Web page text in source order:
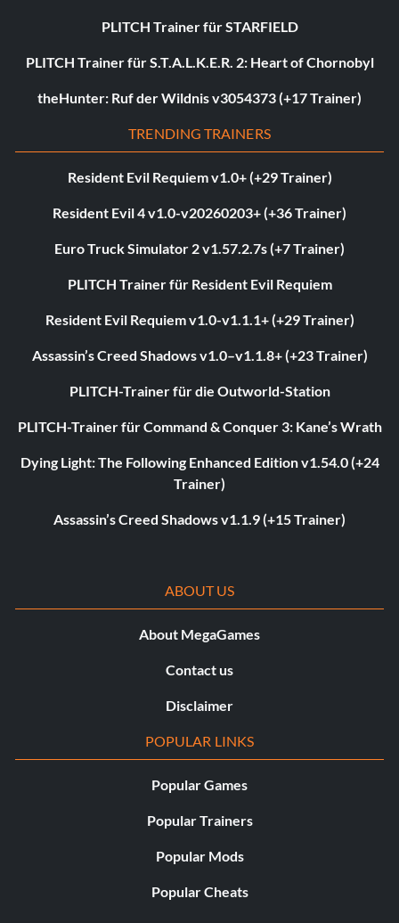
PLITCH Trainer für STARFIELD
PLITCH Trainer für S.T.A.L.K.E.R. 2: Heart of Chornobyl
theHunter: Ruf der Wildnis v3054373 (+17 Trainer)
TRENDING TRAINERS
Resident Evil Requiem v1.0+ (+29 Trainer)
Resident Evil 4 v1.0-v20260203+ (+36 Trainer)
Euro Truck Simulator 2 v1.57.2.7s (+7 Trainer)
PLITCH Trainer für Resident Evil Requiem
Resident Evil Requiem v1.0-v1.1.1+ (+29 Trainer)
Assassin’s Creed Shadows v1.0–v1.1.8+ (+23 Trainer)
PLITCH-Trainer für die Outworld-Station
PLITCH-Trainer für Command & Conquer 3: Kane’s Wrath
Dying Light: The Following Enhanced Edition v1.54.0 (+24
Trainer)
Assassin’s Creed Shadows v1.1.9 (+15 Trainer)
ABOUT US
About MegaGames
Contact us
Disclaimer
POPULAR LINKS
Popular Games
Popular Trainers
Popular Mods
Popular Cheats